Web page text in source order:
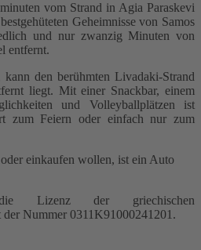
vom Strand in Agia Paraskevi
Geheimnisse von Samos
und nur zwanzig Minuten von
entfernt.
den berühmten Livadaki-Strand
liegt. Mit einer Snackbar, einem
und Volleyballplätzen ist
zum Feiern oder einfach nur zum
einkaufen wollen, ist ein Auto
Lizenz der griechischen
der Nummer 0311Κ91000241201.